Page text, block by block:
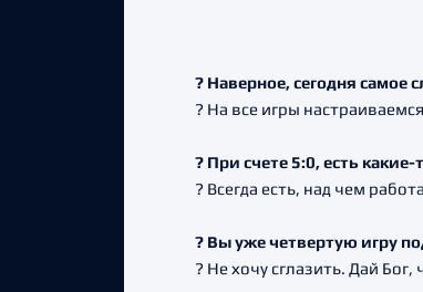
? Наверное, сегодня самое
? На все игры
? При счете 5:0, есть
? Всегда есть, над чем
? Вы уже четвертую игру
? Не хочу сглазить. Дай